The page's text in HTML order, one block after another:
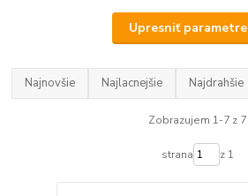
Upresniť parametre
Najnovšie Najlacnejšie Najdrahšie
Zobrazujem 1-7 z 7
strana z 1